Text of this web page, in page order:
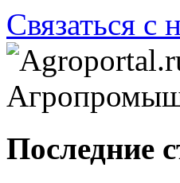
Связаться с
Последние